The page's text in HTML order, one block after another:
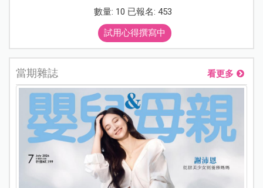
數量: 10 已報名: 453
試用心得撰寫中
當期雜誌 看更多